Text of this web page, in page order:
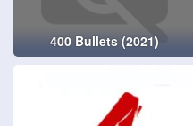
400 Bullets (2021)